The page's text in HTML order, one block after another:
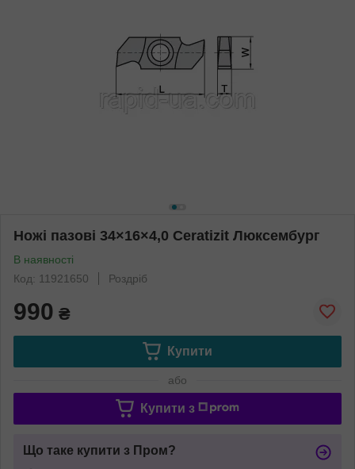
Ножі пазові 34×16×4,0 Ceratizit Люксембург
В наявності
Код: 11921650
Роздріб
990 ₴
Купити
або
Купити з
Що таке купити з Пром?